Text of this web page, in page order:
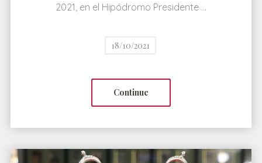
2021, en el Hipódromo Presidente …
18/10/2021
Continue